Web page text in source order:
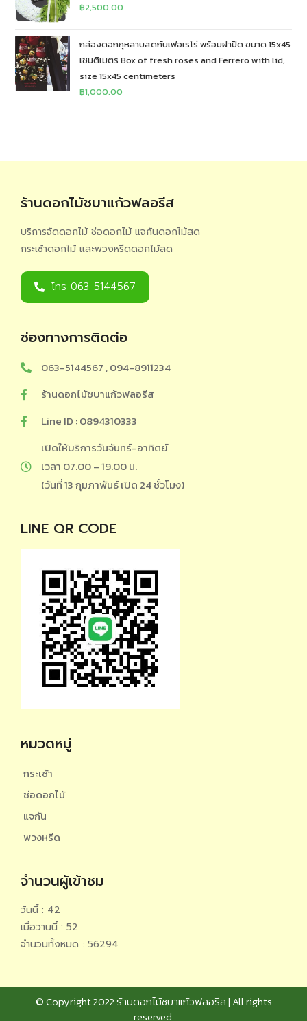
฿2,500.00
กล่องดอกกุหลาบสดกับเฟอเรโร่ พร้อมฝาปิด ขนาด 15x45
เซนติเมตร Box of fresh roses and Ferrero with lid,
size 15x45 centimeters
฿1,000.00
ร้านดอกไม้ชบาแก้วฟลอรีส
บริการจัดดอกไม้ ช่อดอกไม้ แจกันดอกไม้สด
กระเช้าดอกไม้ และพวงหรีดดอกไม้สด
โทร 063-5144567
ช่องทางการติดต่อ
063-5144567 , 094-8911234
ร้านดอกไม้ชบาแก้วฟลอรีส
Line ID : 0894310333
เปิดให้บริการวันจันทร์-อาทิตย์
เวลา 07.00 – 19.00 น.
(วันที่ 13 กุมภาพันธ์ เปิด 24 ชั่วโมง)
LINE QR CODE
หมวดหมู่
กระเช้า
ช่อดอกไม้
แจกัน
พวงหรีด
จำนวนผู้เข้าชม
วันนี้ : 42
เมื่อวานนี้ : 52
จำนวนทั้งหมด : 56294
© Copyright 2022 ร้านดอกไม้ชบาแก้วฟลอรีส | All rights
reserved.